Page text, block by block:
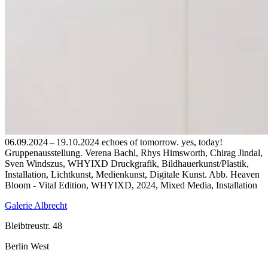
06.09.2024 – 19.10.2024 echoes of tomorrow. yes, today!
Gruppenausstellung. Verena Bachl, Rhys Himsworth, Chirag Jindal,
Sven Windszus, WHYIXD Druckgrafik, Bildhauerkunst/Plastik,
Installation, Lichtkunst, Medienkunst, Digitale Kunst. Abb. Heaven
Bloom - Vital Edition, WHYIXD, 2024, Mixed Media, Installation
Galerie Albrecht
Bleibtreustr. 48
Berlin West